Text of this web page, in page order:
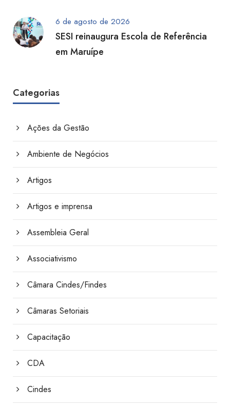
6 de agosto de 2026
SESI reinaugura Escola de Referência
em Maruípe
Categorias
Ações da Gestão
Ambiente de Negócios
Artigos
Artigos e imprensa
Assembleia Geral
Associativismo
Câmara Cindes/Findes
Câmaras Setoriais
Capacitação
CDA
Cindes